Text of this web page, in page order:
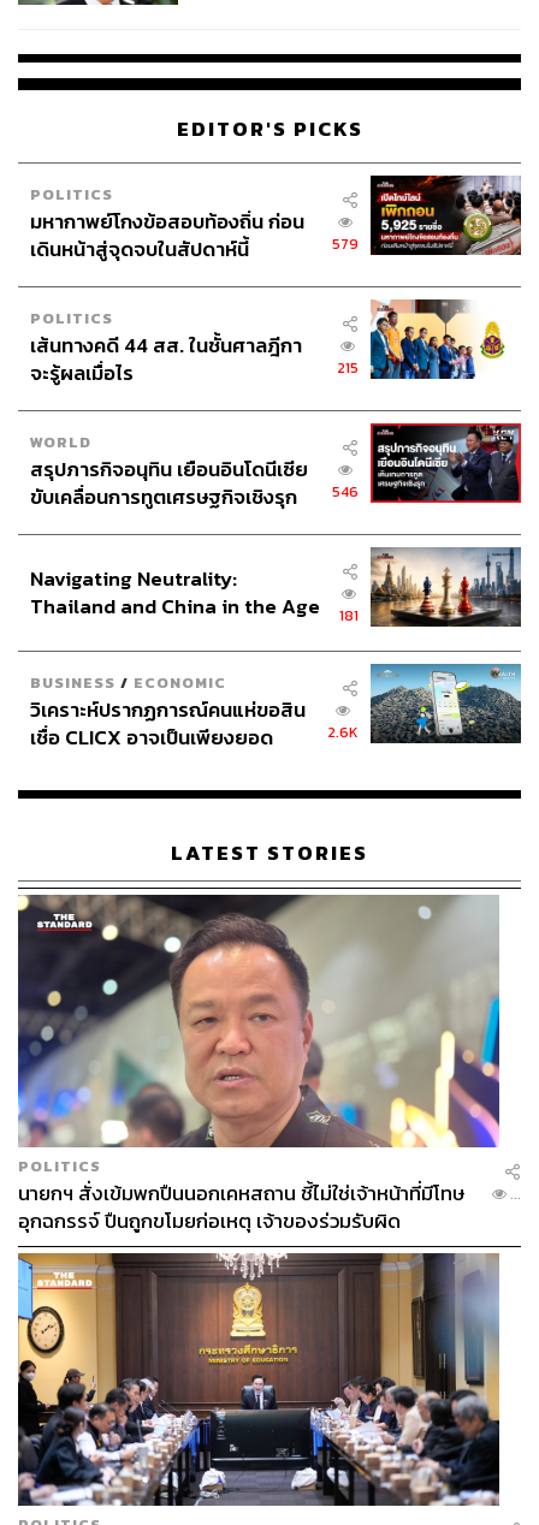
EDITOR'S PICKS
POLITICS
มหากาพย์โกงข้อสอบท้องถิ่น ก่อน
เดินหน้าสู่จุดจบในสัปดาห์นี้
579
POLITICS
เส้นทางคดี 44 สส. ในชั้นศาลฎีกา
จะรู้ผลเมื่อไร
215
WORLD
สรุปภารกิจอนุทิน เยือนอินโดนีเซีย
ขับเคลื่อนการทูตเศรษฐกิจเชิงรุก
546
Navigating Neutrality:
Thailand and China in the Age
181
BUSINESS / ECONOMIC
วิเคราะห์ปรากฏการณ์คนแห่ขอสิน
เชื่อ CLICX อาจเป็นเพียงยอด
เรือนไทยที่ถูกซุกไว้
2.6K
LATEST STORIES
POLITICS
นายกฯ สั่งเข้มพกปืนนอกเคหสถาน ชี้ไม่ใช่เจ้าหน้าที่มีโทษ
อุกฉกรรจ์ ปืนถูกขโมยก่อเหตุ เจ้าของร่วมรับผิด
...